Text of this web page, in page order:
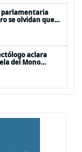
parlamentaria
se olvidan que
aclara
Mono